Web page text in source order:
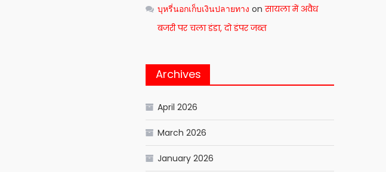
บุหรี่นอกเก็บเงินปลายทาง onसायला में अवैध
बजरी पर चला डंडा, दो डंपर जब्त
Archives
April 2026
March 2026
January 2026